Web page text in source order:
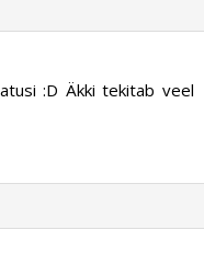
:D Äkki tekitab veel